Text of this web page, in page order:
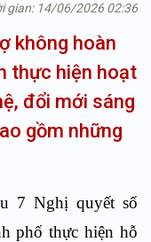
gian: 14/06/2026 02:36
không hoàn
thực hiện hoạt
đổi mới sáng
gồm những
7 Nghị quyết số
phố thực hiện hỗ